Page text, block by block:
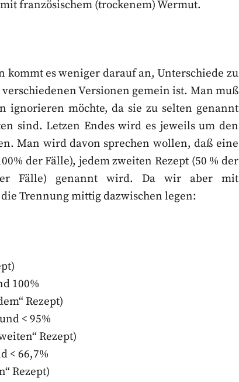
französischem (trockenem) Wermut.
kommt es weniger darauf an, Unterschiede zu
Versionen gemein ist. Man muß
ignorieren möchte, da sie zu selten genannt
sind. Letzen Endes wird es jeweils um den
Man wird davon sprechen wollen, daß eine
der Fälle), jedem zweiten Rezept (50 % der
Fälle) genannt wird. Da wir aber mit
Trennung mittig dazwischen legen:
100%
Rezept)
und < 95%
Rezept)
< 66,7%
Rezept)